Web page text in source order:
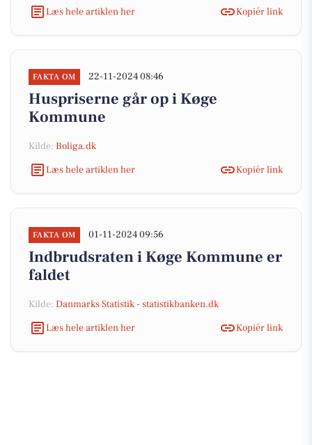
Læs hele artiklen her
Kopiér link
FAKTA OM 22-11-2024 08:46
Huspriserne går op i Køge
Kommune
Kilde: Boliga.dk
Læs hele artiklen her
Kopiér link
FAKTA OM 01-11-2024 09:56
Indbrudsraten i Køge Kommune er
faldet
Kilde: Danmarks Statistik - statistikbanken.dk
Læs hele artiklen her
Kopiér link